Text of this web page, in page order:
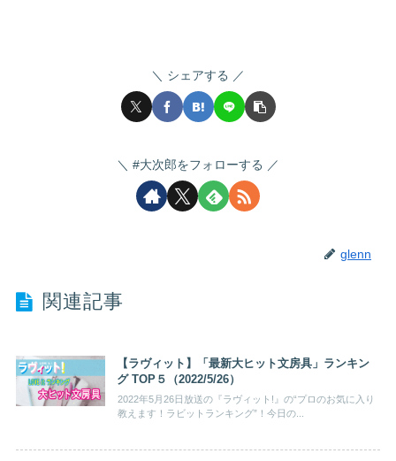
シェアする
#大次郎をフォローする
glenn
関連記事
【ラヴィット】「最新大ヒット文房具」ランキン
グ TOP５（2022/5/26）
2022年5月26日放送の『ラヴィット!』の“プロのお気に入り
教えます！ラビットランキング”！今日の...